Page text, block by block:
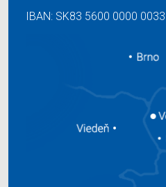
IBAN: SK83 5600 0000